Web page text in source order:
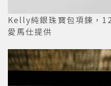
Kelly純銀珠寶包項鍊，
愛馬仕提供